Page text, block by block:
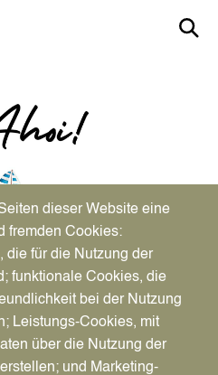
Vorlesen
Neuer
dieser Website eine
fremden Cookies:
die für die Nutzung der
funktionale Cookies, die
bei der Nutzung
Leistungs-Cookies, mit
über die Nutzung der
und Marketing-